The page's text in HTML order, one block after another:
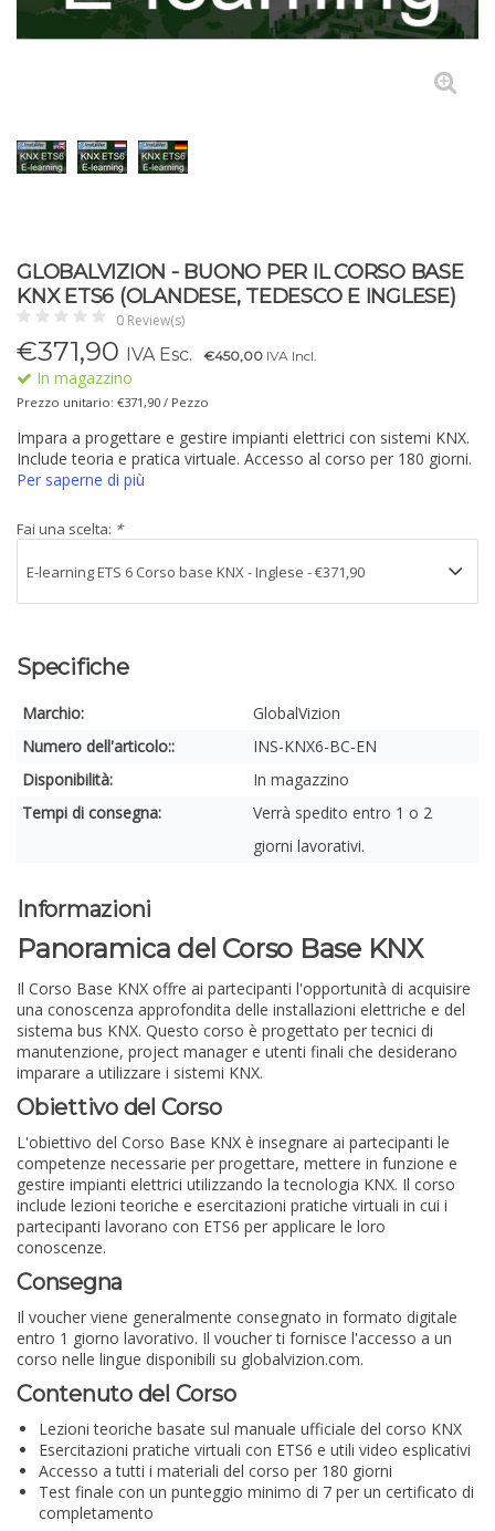
GLOBALVIZION - BUONO PER IL CORSO BASE
KNX ETS6 (OLANDESE, TEDESCO E INGLESE)
0 Review(s)
€371,90 IVA Esc. €450,00 IVA Incl.
In magazzino
Prezzo unitario: €371,90 / Pezzo
Impara a progettare e gestire impianti elettrici con sistemi KNX.
Include teoria e pratica virtuale. Accesso al corso per 180 giorni.
Per saperne di più
Fai una scelta: *
Specifiche
Marchio:
GlobalVizion
Numero dell'articolo::
INS-KNX6-BC-EN
Disponibilità:
In magazzino
Tempi di consegna:
Verrà spedito entro 1 o 2
giorni lavorativi.
Informazioni
Panoramica del Corso Base KNX
Il Corso Base KNX offre ai partecipanti l'opportunità di acquisire
una conoscenza approfondita delle installazioni elettriche e del
sistema bus KNX. Questo corso è progettato per tecnici di
manutenzione, project manager e utenti finali che desiderano
imparare a utilizzare i sistemi KNX.
Obiettivo del Corso
L'obiettivo del Corso Base KNX è insegnare ai partecipanti le
competenze necessarie per progettare, mettere in funzione e
gestire impianti elettrici utilizzando la tecnologia KNX. Il corso
include lezioni teoriche e esercitazioni pratiche virtuali in cui i
partecipanti lavorano con ETS6 per applicare le loro
conoscenze.
Consegna
Il voucher viene generalmente consegnato in formato digitale
entro 1 giorno lavorativo. Il voucher ti fornisce l'accesso a un
corso nelle lingue disponibili su globalvizion.com.
Contenuto del Corso
Lezioni teoriche basate sul manuale ufficiale del corso KNX
Esercitazioni pratiche virtuali con ETS6 e utili video esplicativi
Accesso a tutti i materiali del corso per 180 giorni
Test finale con un punteggio minimo di 7 per un certificato di
completamento